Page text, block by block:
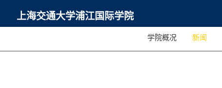
上海交通大学浦江国际学院
学院概况 新闻